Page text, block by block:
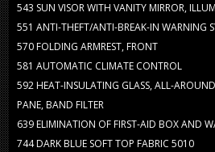
543 SUN VISOR WITH VANITY MIRROR,
551 ANTI-THEFT/ANTI-BREAK-IN WARNING
570FOLDING ARMREST, FRONT
581 AUTOMATIC CLIMATE CONTROL
592HEAT-INSULATING GLASS, ALL-
PANE, BAND FILTER
639ELIMINATION OF FIRST-AID BOX AND
744DARK BLUE SOFT TOP FABRIC 5010